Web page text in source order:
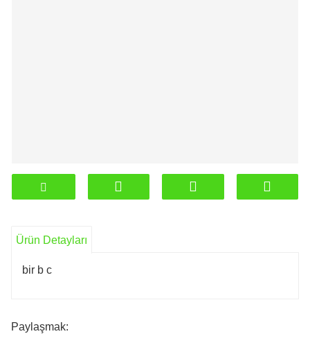
Ürün Detayları
bir b c
Paylaşmak: